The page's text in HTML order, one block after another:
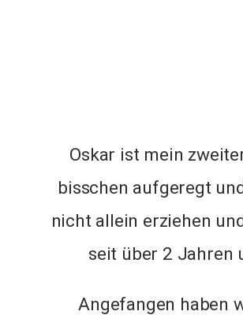
Oskar ist mein
bisschen aufgeregt
nicht allein erziehen
seit über 2 Jahren
Angefangen haben